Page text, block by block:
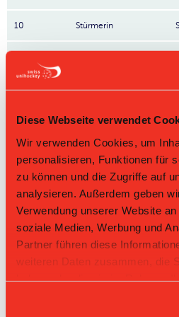
Diese Webseite verwendet
Wir verwenden Cookies, um
personalisieren, Funktionen für
zu können und die Zugriffe auf
analysieren. Außerdem geben
Verwendung unserer Website
soziale Medien, Werbung und
Partner führen diese
weiteren Daten zusammen, die
10 Stürmerin
19 Stürmerin
21 Stürmerin
29 Stürmerin
34 Stürmerin
61 Stürmerin
Nr: Nummer